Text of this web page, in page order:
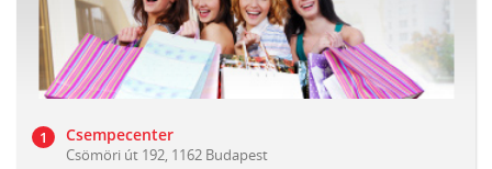
Csempecenter
Csömöri út 192, 1162 Budapest